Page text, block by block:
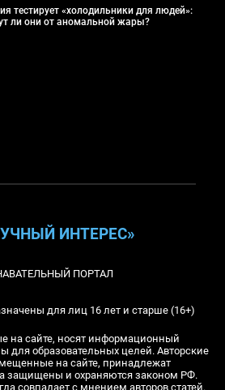
тестирует «холодильники для людей»:
ли они от аномальной жары?
ИНТЕРЕС»
ПОРТАЛ
для лиц 16 лет и старше (16+)
на сайте, носят информационный
для образовательных целей. Авторские
на сайте, принадлежат
защищены и охраняются законом РФ.
совпадает с мнением авторов статей.